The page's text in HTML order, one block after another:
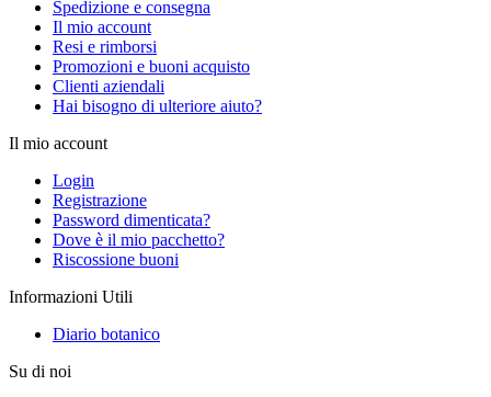
Spedizione e consegna
Il mio account
Resi e rimborsi
Promozioni e buoni acquisto
Clienti aziendali
Hai bisogno di ulteriore aiuto?
Il mio account
Login
Registrazione
Password dimenticata?
Dove è il mio pacchetto?
Riscossione buoni
Informazioni Utili
Diario botanico
Su di noi